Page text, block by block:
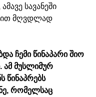
სავანეში
მღვდლად
ჩემი წინაპარი შიო
ამ მუსლიმურ
წინაპრებს
რომელსაც